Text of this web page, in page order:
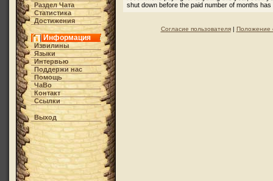
Раздел Чата
Статистика
Достижения
Информация
Извилины
Языки
Интервью
Поддержи нас
Помощь
ЧаВо
Контакт
Ссылки
Выход
shut down before the paid number of months has
Согласие пользователя| Положение